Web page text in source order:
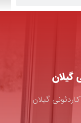
گیلان
گیلان